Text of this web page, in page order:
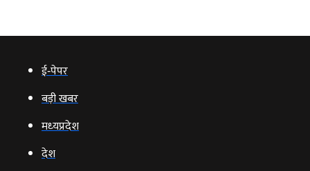
ई‑पेपर
बड़ी खबर
मध्‍यप्रदेश
देश